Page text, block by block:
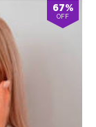
67%
OFF